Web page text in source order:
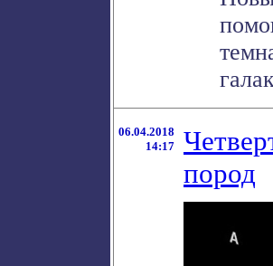
06.04.2018
14:17
пород